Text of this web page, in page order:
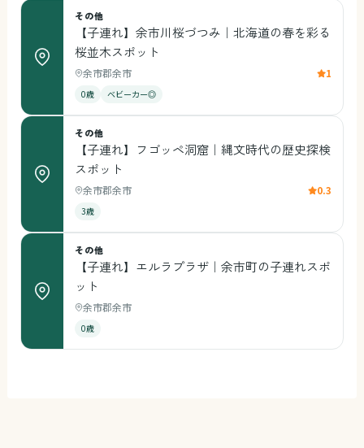
その他
【子連れ】余市川桜づつみ｜北海道の春を彩る
桜並木スポット
余市郡余市 1
0歳 ベビーカー◎
その他
【子連れ】フゴッペ洞窟｜縄文時代の歴史探検
スポット
余市郡余市 0.3
3歳
その他
【子連れ】エルラプラザ｜余市町の子連れスポ
ット
余市郡余市
0歳